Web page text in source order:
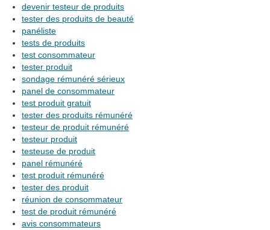
devenir testeur de produits
tester des produits de beauté
panéliste
tests de produits
test consommateur
tester produit
sondage rémunéré sérieux
panel de consommateur
test produit gratuit
tester des produits rémunéré
testeur de produit rémunéré
testeur produit
testeuse de produit
panel rémunéré
test produit rémunéré
tester des produit
réunion de consommateur
test de produit rémunéré
avis consommateurs